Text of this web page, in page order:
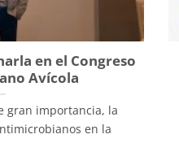
en el Congreso
Avícola
gran importancia, la
en la